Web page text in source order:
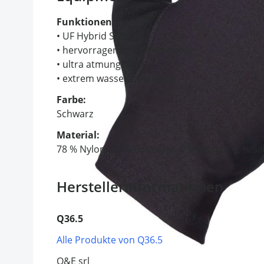
Funktionen:
• UF Hybrid Shell
• hervorragende Bike-Kontrolle
• ultra atmungsaktiv
• extrem wasserabweisend
Farbe:
Schwarz
Material:
78 % Nylon, 11 % Polyester, 9 % Elastan, 2 %
Herstellerinformationen
Q36.5
Alle Produkte von Q36.5
Q&E srl